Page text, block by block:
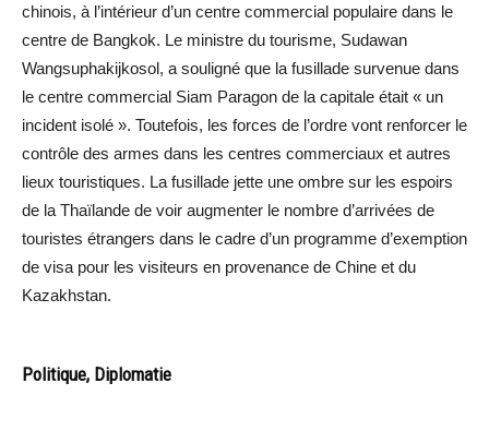
chinois, à l’intérieur d’un centre commercial populaire dans le
centre de Bangkok. Le ministre du tourisme, Sudawan
Wangsuphakijkosol, a souligné que la fusillade survenue dans
le centre commercial Siam Paragon de la capitale était « un
incident isolé ». Toutefois, les forces de l’ordre vont renforcer le
contrôle des armes dans les centres commerciaux et autres
lieux touristiques. La fusillade jette une ombre sur les espoirs
de la Thaïlande de voir augmenter le nombre d’arrivées de
touristes étrangers dans le cadre d’un programme d’exemption
de visa pour les visiteurs en provenance de Chine et du
Kazakhstan.
Politique, Diplomatie